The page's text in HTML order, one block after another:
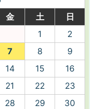
金 土
日
1
2
7 8
9
14 15
16
21 22
23
28 29
30